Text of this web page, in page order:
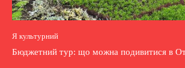
Я культурний
Бюджетний тур: що можна подивитися в